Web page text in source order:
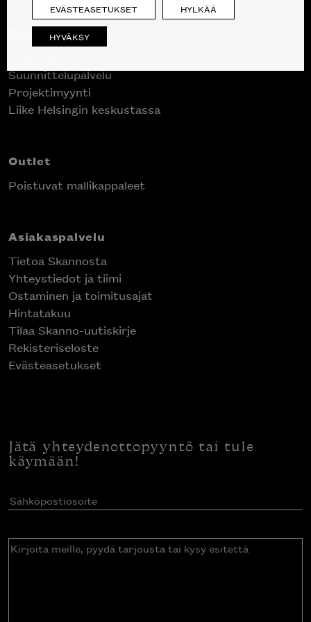
Skanno
Suunnittelupalvelu
Projektimyynti
Liike Helsingin keskustassa
Outlet
Poistuvat mallikappaleet
Asiakaspalvelu
Tietoa Skannosta
Yhteystiedot ja tiimi
Ostaminen ja toimitusajat
Hintatakuu
Tilaa Skanno-uutiskirje
Rekisteriseloste
Evästeasetukset
Jätä yhteydenottopyyntö tai tule
käymään!
Sähköpostiosoite(Pakollinen)
Kirjoita
EVÄSTEASETUKSET HYLKÄÄ
HYVÄKSY